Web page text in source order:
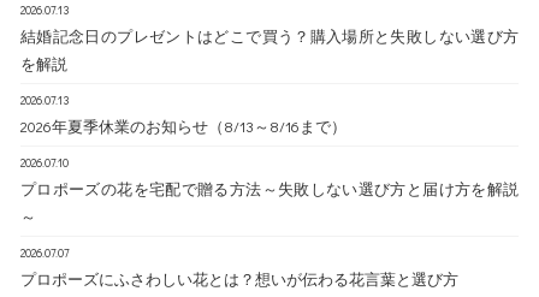
2026.07.13
結婚記念日のプレゼントはどこで買う？購入場所と失敗しない選び方
を解説
2026.07.13
2026年夏季休業のお知らせ（8/13～8/16まで）
2026.07.10
プロポーズの花を宅配で贈る方法～失敗しない選び方と届け方を解説
～
2026.07.07
プロポーズにふさわしい花とは？想いが伝わる花言葉と選び方